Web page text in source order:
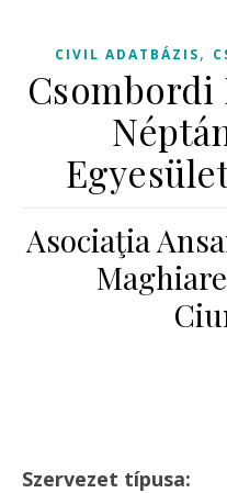
CIVIL ADATBÁZIS,
Csombordi
Asociaţia
Szervezet típusa: